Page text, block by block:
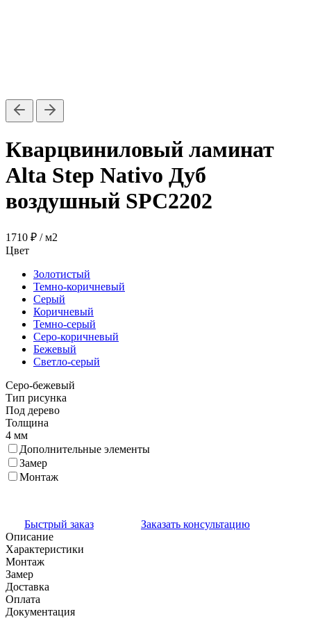
Кварцвиниловый ламинат
Alta Step Nativo Дуб
воздушный SPC2202
1710 ₽ / м2
Цвет
Золотистый
Темно-коричневый
Серый
Коричневый
Темно-серый
Серо-коричневый
Бежевый
Светло-серый
Серо-бежевый
Тип рисунка
Под дерево
Толщина
4 мм
Дополнительные элементы
Замер
Монтаж
Быстрый заказ
Заказать консультацию
Описание
Характеристики
Монтаж
Замер
Доставка
Оплата
Документация